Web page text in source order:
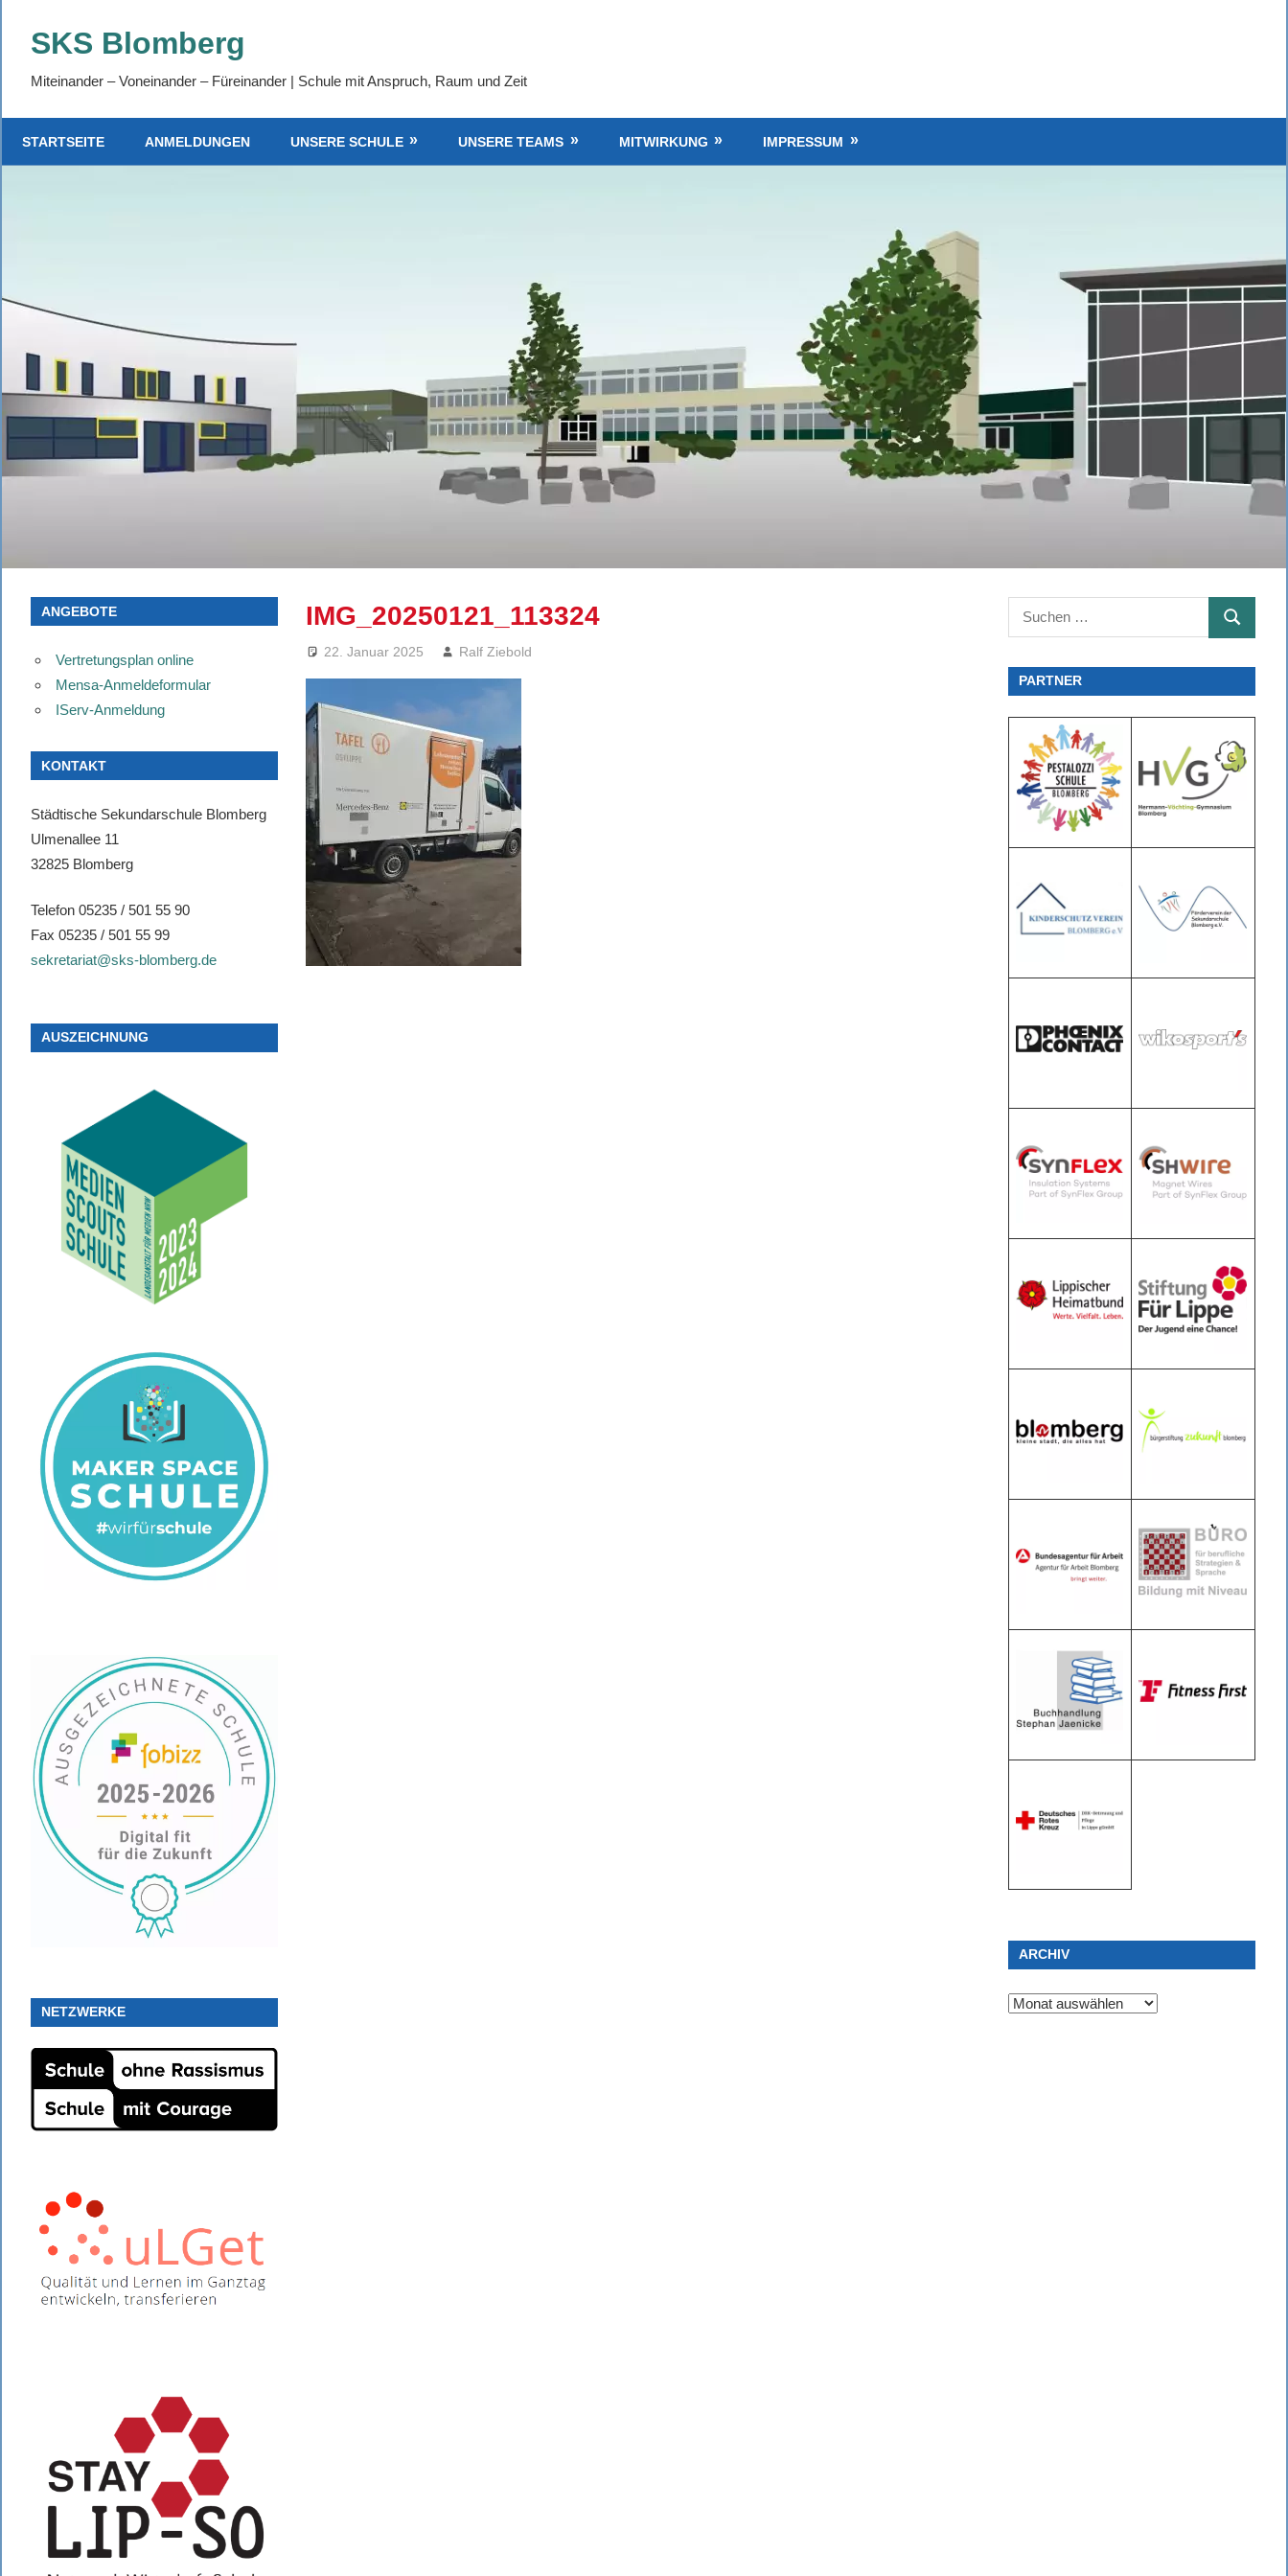
InhaltSKS Blomberg
Miteinander – Voneinander – Füreinander | Schule mit Anspruch, Raum und Zeit
STARTSEITE ANMELDUNGEN UNSERE SCHULE UNSERE TEAMS MITWIRKUNG IMPRESSUM
IMG_20250121_113324
22. Januar 2025 Ralf Ziebold
ANGEBOTE
Vertretungsplan online
Mensa-Anmeldeformular
IServ-Anmeldung
KONTAKT
Städtische Sekundarschule Blomberg
Ulmenallee 11
32825 Blomberg
Telefon 05235 / 501 55 90
Fax 05235 / 501 55 99
sekretariat@sks-blomberg.de
AUSZEICHNUNG
NETZWERKE
Suchen
nach:
SUCHEN
PARTNER
ARCHIV
Archiv